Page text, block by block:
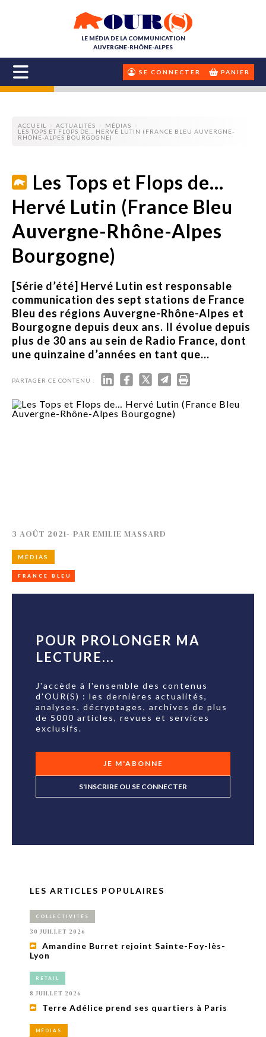
LE MÉDIA DE LA COMMUNICATION
AUVERGNE-RHÔNE-ALPES
SE CONNECTER PANIER
ACCUEIL ACTUALITÉS
MÉDIAS
LES TOPS ET FLOPS DE… HERVÉ LUTIN (FRANCE BLEU AUVERGNE-
RHÔNE-ALPES BOURGOGNE)
Les Tops et Flops de…
Hervé Lutin (France Bleu
Auvergne-Rhône-Alpes
Bourgogne)
[Série d’été] Hervé Lutin est responsable
communication des sept stations de France
Bleu des régions Auvergne-Rhône-Alpes et
Bourgogne depuis deux ans. Il évolue depuis
plus de 30 ans au sein de Radio France, dont
une quinzaine d’années en tant que...
PARTAGER CE CONTENU :
3 AOÛT 2021- PAR EMILIE MASSARD
MÉDIAS
FRANCE BLEU
POUR PROLONGER MA
LECTURE...
J'accède à l'ensemble des contenus
d'OUR(S) : les dernières actualités,
analyses, décryptages, archives de plus
de 5000 articles, revues et services
exclusifs.
JE M'ABONNE
S'INSCRIRE OU SE CONNECTER
LES ARTICLES POPULAIRES
COLLECTIVITÉS
30 JUILLET 2026
Amandine Burret rejoint Sainte-Foy-lès-
Lyon
RETAIL
8 JUILLET 2026
Terre Adélice prend ses quartiers à Paris
MÉDIAS